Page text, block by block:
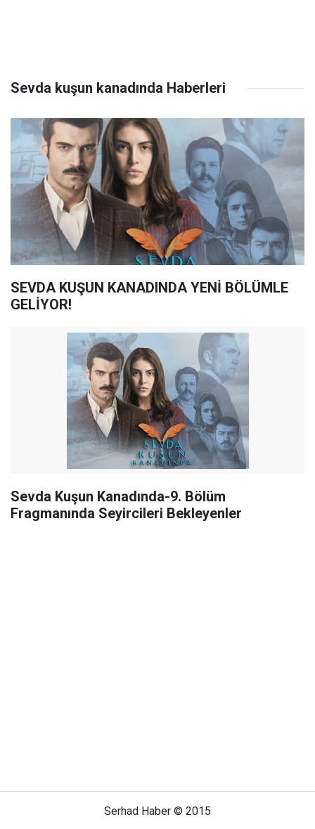
Sevda kuşun kanadında Haberleri
SEVDA KUŞUN KANADINDA YENİ BÖLÜMLE
GELİYOR!
Sevda Kuşun Kanadında-9. Bölüm
Fragmanında Seyircileri Bekleyenler
Serhad Haber © 2015